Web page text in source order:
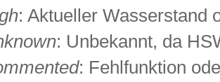
: Aktueller Wasserstand
: Unbekannt, da
: Fehlfunktion